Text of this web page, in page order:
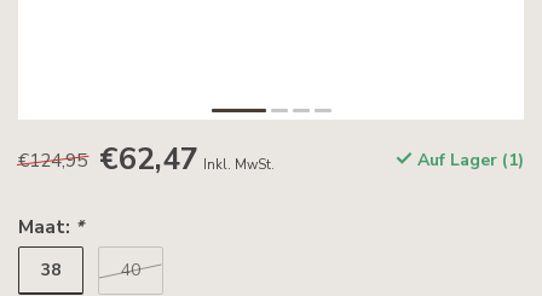
€124,95 €62,47 Inkl. MwSt. Auf Lager (1)
Maat: *
38 40